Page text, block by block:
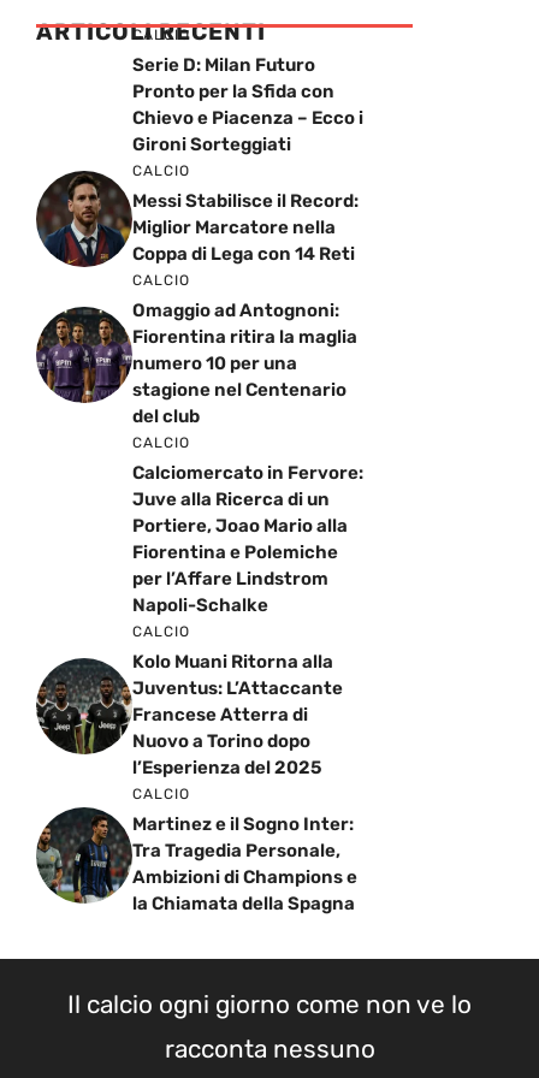
ARTICOLI RECENTI
CALCIO
Serie D: Milan Futuro
Pronto per la Sfida con
Chievo e Piacenza – Ecco i
Gironi Sorteggiati
CALCIO
Messi Stabilisce il Record:
Miglior Marcatore nella
Coppa di Lega con 14 Reti
CALCIO
Omaggio ad Antognoni:
Fiorentina ritira la maglia
numero 10 per una
stagione nel Centenario
del club
CALCIO
Calciomercato in Fervore:
Juve alla Ricerca di un
Portiere, Joao Mario alla
Fiorentina e Polemiche
per l’Affare Lindstrom
Napoli-Schalke
CALCIO
Kolo Muani Ritorna alla
Juventus: L’Attaccante
Francese Atterra di
Nuovo a Torino dopo
l’Esperienza del 2025
CALCIO
Martinez e il Sogno Inter:
Tra Tragedia Personale,
Ambizioni di Champions e
la Chiamata della Spagna
Il calcio ogni giorno come non ve lo
racconta nessuno